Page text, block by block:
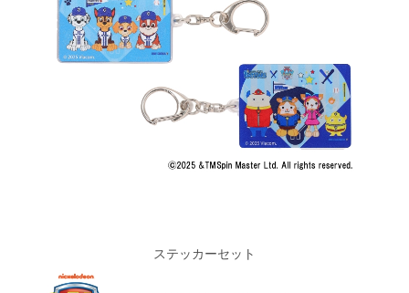
ステッカーセット